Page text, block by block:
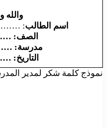
والله
اسم الطالب
الصف:
مدرسة:
نموذج كلمة شكر لمدير